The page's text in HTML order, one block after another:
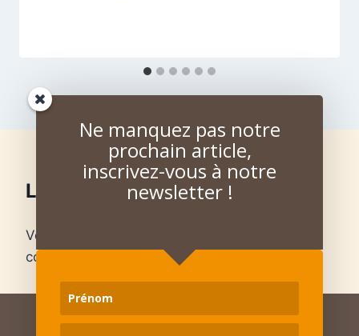
Laisser un commentaire
Vous devez
commentaire.
Ne manquez pas notre
prochain article,
inscrivez-vous à notre
newsletter !